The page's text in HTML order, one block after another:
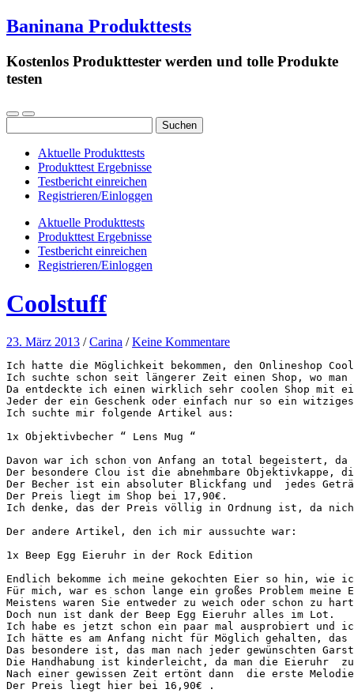
Baninana Produkttests
Kostenlos Produkttester werden und tolle Produkte
testen
nach:
Aktuelle Produkttests
Produkttest Ergebnisse
Testbericht einreichen
Registrieren/Einloggen
Aktuelle Produkttests
Produkttest Ergebnisse
Testbericht einreichen
Registrieren/Einloggen
Coolstuff
23. März 2013 /Carina /Keine Kommentare
Ich hatte die Möglichkeit bekommen, den Onlineshop
Ich suchte schon seit längerer Zeit einen Shop, wo man
Da entdeckte ich einen wirklich sehr coolen Shop mit
Jeder der ein Geschenk oder einfach nur so ein
Ich suchte mir folgende Artikel aus:
1x Objektivbecher “ Lens Mug “
Davon war ich schon von Anfang an total begeistert,
Der besondere Clou ist die abnehmbare Objektivkappe,
Der Becher ist ein absoluter Blickfang und  jedes
Der Preis liegt im Shop bei 17,90€.
Ich denke, das der Preis völlig in Ordnung ist, da
Der andere Artikel, den ich mir aussuchte war:
1x Beep Egg Eieruhr in der Rock Edition
Endlich bekomme ich meine gekochten Eier so hin, wie
Für mich, war es schon lange ein großes Problem
Meistens waren Sie entweder zu weich oder schon zu
Doch nun ist dank der Beep Egg Eieruhr alles im Lot.
Ich habe es jetzt schon ein paar mal ausprobiert und
Ich hätte es am Anfang nicht für Möglich gehalten,
Das besondere ist, das man nach jeder gewünschten
Die Handhabung ist kinderleicht, da man die Eieruhr
Nach einer gewissen Zeit ertönt dann  die erste
Der Preis liegt hier bei 16,90€ .